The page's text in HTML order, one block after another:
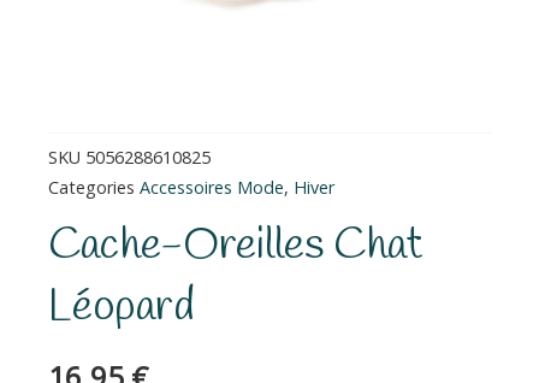
SKU 5056288610825
Categories Accessoires Mode, Hiver
Cache-Oreilles Chat
Léopard